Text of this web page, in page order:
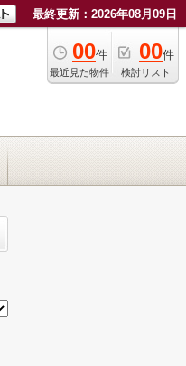
最終更新：2026年08月09日
00件
最近見た物件
00件
検討リスト